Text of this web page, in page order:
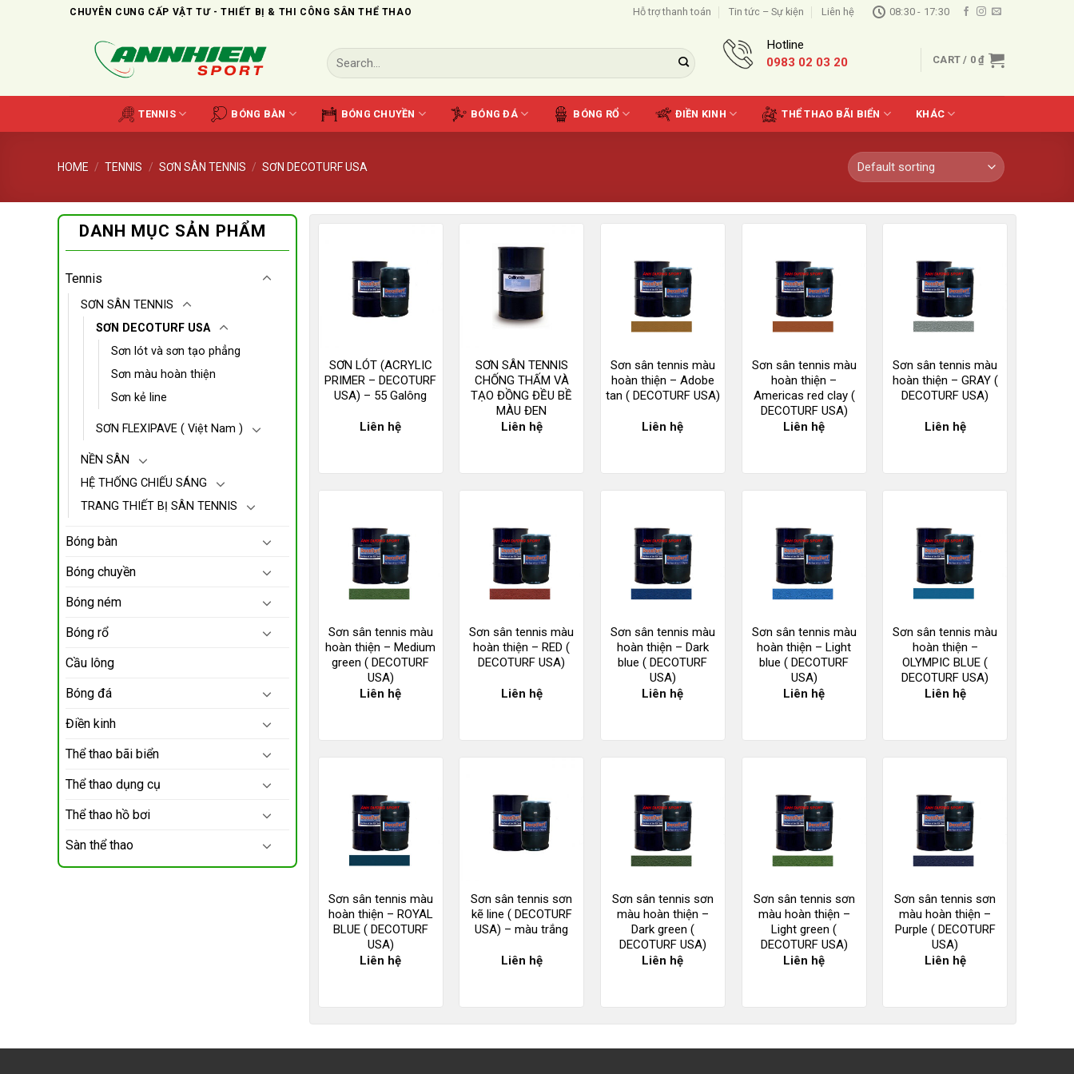
CHUYÊN CUNG CẤP VẬT TƯ - THIẾT BỊ & THI CÔNG SÂN THỂ THAO Hỗ trợ thanh toán Tin tức – Sự kiện Liên hệ 08:30 - 17:30
Search
for:
Hotline
0983 02 03 20
CART / 0₫
TENNIS BÓNG BÀN BÓNG CHUYỀN BÓNG ĐÁ BÓNG RỔ ĐIỀN KINH THỂ THAO BÃI BIỂN KHÁC
HOME / TENNIS / SƠN SÂN TENNIS / SƠN DECOTURF USA
DANH MỤC SẢN PHẨM
Tennis
SƠN SÂN TENNIS
SƠN DECOTURF USA
Sơn lót và sơn tạo phẳng
Sơn màu hoàn thiện
Sơn kẻ line
SƠN FLEXIPAVE ( Việt Nam )
NỀN SÂN
HỆ THỐNG CHIẾU SÁNG
TRANG THIẾT BỊ SÂN TENNIS
Bóng bàn
Bóng chuyền
Bóng ném
Bóng rổ
Cầu lông
Bóng đá
Điền kinh
Thể thao bãi biển
Thể thao dụng cụ
Thể thao hồ bơi
Sàn thể thao
SƠN LÓT (ACRYLIC
PRIMER – DECOTURF
USA) – 55 Galông
Liên hệ
SƠN SÂN TENNIS
CHỐNG THẤM VÀ
TẠO ĐỒNG ĐỀU BỀ
MÀU ĐEN
Liên hệ
Sơn sân tennis màu
hoàn thiện – Adobe
tan ( DECOTURF USA)
Liên hệ
Sơn sân tennis màu
hoàn thiện –
Americas red clay (
DECOTURF USA)
Liên hệ
Sơn sân tennis màu
hoàn thiện – GRAY (
DECOTURF USA)
Liên hệ
Sơn sân tennis màu
hoàn thiện – Medium
green ( DECOTURF
USA)
Liên hệ
Sơn sân tennis màu
hoàn thiện – RED (
DECOTURF USA)
Liên hệ
Sơn sân tennis màu
hoàn thiện – Dark
blue ( DECOTURF
USA)
Liên hệ
Sơn sân tennis màu
hoàn thiện – Light
blue ( DECOTURF
USA)
Liên hệ
Sơn sân tennis màu
hoàn thiện –
OLYMPIC BLUE (
DECOTURF USA)
Liên hệ
Sơn sân tennis màu
hoàn thiện – ROYAL
BLUE ( DECOTURF
USA)
Liên hệ
Sơn sân tennis sơn
kẽ line ( DECOTURF
USA) – màu trắng
Liên hệ
Sơn sân tennis sơn
màu hoàn thiện –
Dark green (
DECOTURF USA)
Liên hệ
Sơn sân tennis sơn
màu hoàn thiện –
Light green (
DECOTURF USA)
Liên hệ
Sơn sân tennis sơn
màu hoàn thiện –
Purple ( DECOTURF
USA)
Liên hệ